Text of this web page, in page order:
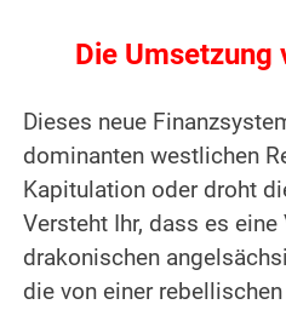
Die Umsetzung
Dieses neue
dominanten westlichen
Kapitulation oder droht
Versteht Ihr, dass es
drakonischen
die von einer